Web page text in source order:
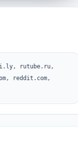
rutube.ru,
reddit.com,